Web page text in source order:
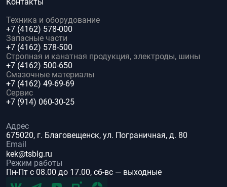
Техника и оборудование
+7 (4162) 578-000
Запасные части
+7 (4162) 578-500
Стропная и канатная продукция, электроды, шины
+7 (4162) 500-650
Смазочные материалы
+7 (4162) 49-69-69
Сервис
+7 (914) 060-30-25
Адрес
675020, г. Благовещенск, ул. Пограничная, д. 80
Email
kek@tsblg.ru
Режим работы
Пн-Пт с 08.00 до 17.00, сб-вс — выходные